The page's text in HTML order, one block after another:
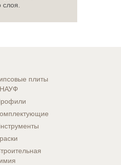
плиты